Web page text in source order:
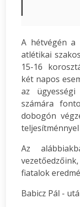
A hétvégén a
atlétikai
15-16
két napos
az
számára
dobogón
Az
fiatalok
Babicz Pál -